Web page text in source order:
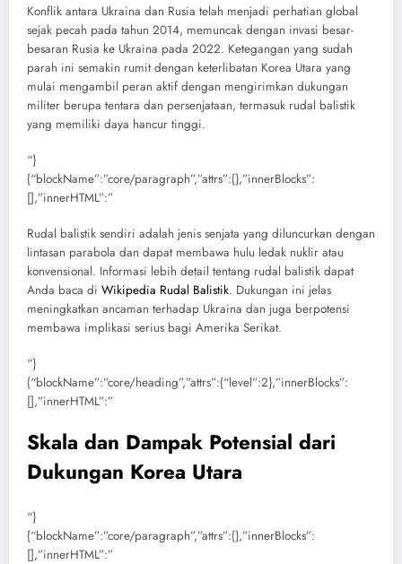
Konflik antara Ukraina dan Rusia telah menjadi perhatian global
sejak pecah pada tahun 2014, memuncak dengan invasi besar-
besaran Rusia ke Ukraina pada 2022. Ketegangan yang sudah
parah ini semakin rumit dengan keterlibatan Korea Utara yang
mulai mengambil peran aktif dengan mengirimkan dukungan
militer berupa tentara dan persenjataan, termasuk rudal balistik
yang memiliki daya hancur tinggi.
“}
{“blockName”:”core/paragraph”,”attrs”:{},”innerBlocks”:
[],”innerHTML”:”
Rudal balistik sendiri adalah jenis senjata yang diluncurkan dengan
lintasan parabola dan dapat membawa hulu ledak nuklir atau
konvensional. Informasi lebih detail tentang rudal balistik dapat
Anda baca di Wikipedia Rudal Balistik. Dukungan ini jelas
meningkatkan ancaman terhadap Ukraina dan juga berpotensi
membawa implikasi serius bagi Amerika Serikat.
“}
{“blockName”:”core/heading”,”attrs”:{“level”:2},”innerBlocks”:
[],”innerHTML”:”
Skala dan Dampak Potensial dari
Dukungan Korea Utara
“}
{“blockName”:”core/paragraph”,”attrs”:{},”innerBlocks”:
[],”innerHTML”:”